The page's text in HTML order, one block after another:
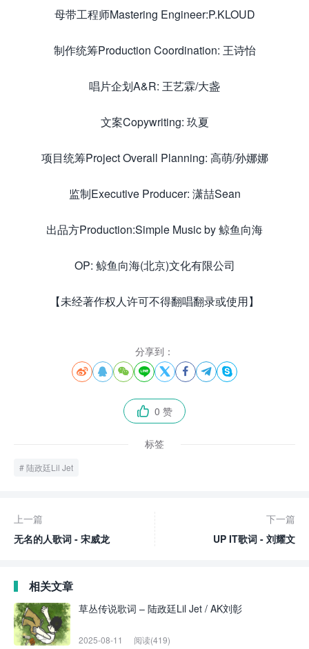
母带工程师Mastering Engineer:P.KLOUD
制作统筹Production Coordination: 王诗怡
唱片企划A&R: 王艺霖/大盏
文案Copywriting: 玖夏
项目统筹Project Overall Planning: 高萌/孙娜娜
监制Executive Producer: 潇喆Sean
出品方Production:Simple Music by 鲸鱼向海
OP: 鲸鱼向海(北京)文化有限公司
【未经著作权人许可不得翻唱翻录或使用】
分享到：
       
 0 赞
标签
陆政廷Lil Jet
上一篇
无名的人歌词 - 宋威龙
下一篇
UP IT歌词 - 刘耀文
相关文章
草丛传说歌词 – 陆政廷Lil Jet / AK刘彰
2025-08-11 阅读(419)